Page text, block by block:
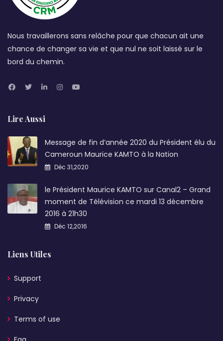
Nous travaillerons sans relâche pour que chacun ait une
chance de changer sa vie et que nul ne soit laissé sur le
bord du chemin.
Lire Aussi
Message de fin d’année 2020 du Président élu du
Cameroun Maurice KAMTO à la Nation
Déc 31,2020
le Président Maurice KAMTO sur Canal2 – Grand
moment de Télévision ce mardi 13 décembre
2016 à 21h30
Déc 12,2016
Liens Utiles
Support
Privacy
Terms of use